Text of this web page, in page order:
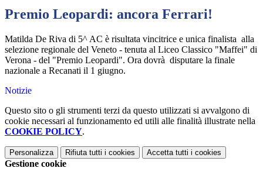
Premio Leopardi: ancora Ferrari!
Matilda De Riva di 5^ AC è risultata vincitrice e unica finalista alla
selezione regionale del Veneto - tenuta al Liceo Classico "Maffei" di
Verona - del "Premio Leopardi". Ora dovrà disputare la finale
nazionale a Recanati il 1 giugno.
Notizie
Questo sito o gli strumenti terzi da questo utilizzati si avvalgono di
cookie necessari al funzionamento ed utili alle finalità illustrate nella
COOKIE POLICY.
Personalizza Rifiuta tutti i cookies Accetta tutti i cookies
Gestione cookie